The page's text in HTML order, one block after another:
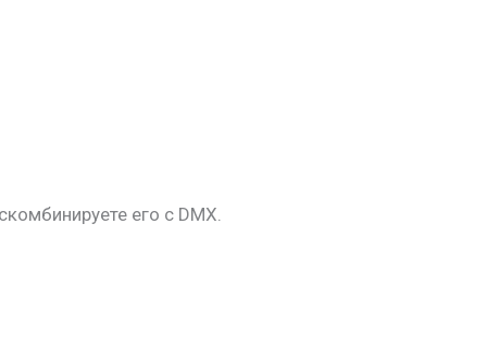
его с DMX.